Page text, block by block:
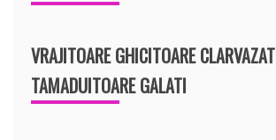
VRAJITOARE GHICITOARE
TAMADUITOARE GALATI